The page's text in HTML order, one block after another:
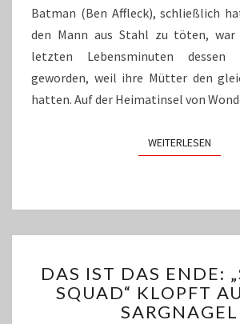
Batman (Ben Affleck), schließlich
den Mann aus Stahl zu töten, war
letzten Lebensminuten dessen
geworden, weil ihre Mütter den
hatten. Auf der Heimatinsel von
WEITERLESEN
IST
DAS
ENDE:
DAS IST DAS ENDE:
SQUAD“ KLOPFT
SARGNAGEL